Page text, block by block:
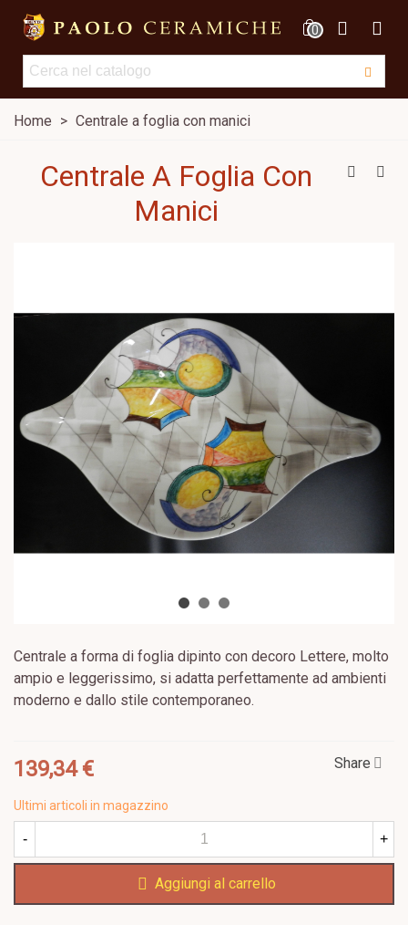
0
Home > Centrale a foglia con manici
Centrale A Foglia Con
Manici
Centrale a forma di foglia dipinto con decoro Lettere, molto
ampio e leggerissimo, si adatta perfettamente ad ambienti
moderno e dallo stile contemporaneo.
139,34 € Share
Ultimi articoli in magazzino
- +
Aggiungi al carrello